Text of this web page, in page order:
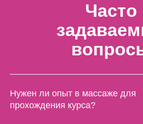
Часто
Нужен ли опыт в массаже для
прохождения курса?